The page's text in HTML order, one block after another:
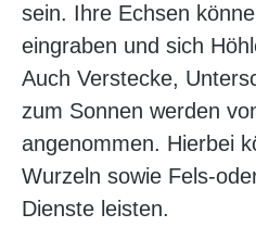
sein. Ihre Echsen
eingraben und sich
Auch Verstecke,
zum Sonnen werden
angenommen. Hierbei
Wurzeln sowie Fels-
Dienste leisten.